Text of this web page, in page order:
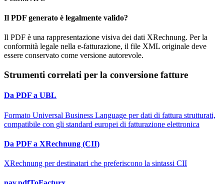
Il PDF generato è legalmente valido?
Il PDF è una rappresentazione visiva dei dati XRechnung. Per la
conformità legale nella e-fatturazione, il file XML originale deve
essere conservato come versione autorevole.
Strumenti correlati per la conversione fatture
Da PDF a UBL
Formato Universal Business Language per dati di fattura strutturati,
compatibile con gli standard europei di fatturazione elettronica
Da PDF a XRechnung (CII)
XRechnung per destinatari che preferiscono la sintassi CII